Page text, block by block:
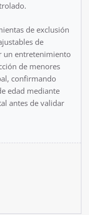
de exclusión
de
un entretenimiento
de menores
confirmando
edad mediante
antes de validar